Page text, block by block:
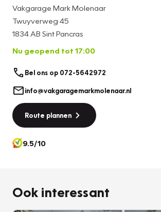
Vakgarage Mark Molenaar
Twuyverweg 45
1834 AB Sint Pancras
Nu geopend tot 17:00
Bel ons op 072-5642972
info@vakgaragemarkmolenaar.nl
Route plannen
9.5/10
Ook interessant